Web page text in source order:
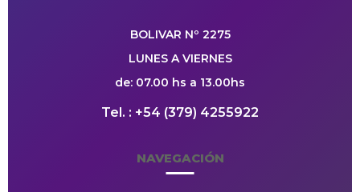
BOLIVAR Nº 2275
LUNES A VIERNES
de: 07.00 hs a 13.00hs
Tel. : +54 (379) 4255922
NAVEGACIÓN